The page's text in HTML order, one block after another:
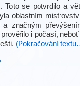
Toto se potvrdilo a
oblastním
značným
i počasí,
(Pokračování